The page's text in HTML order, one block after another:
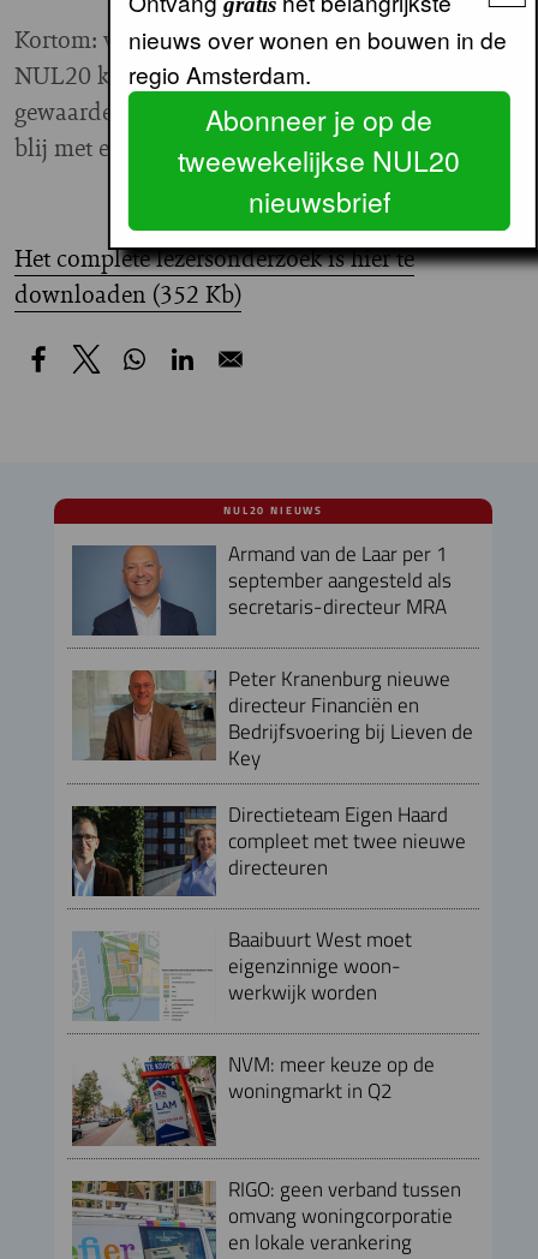
Kortom: voor professionals op woongebied is
NUL20 kennelijk een belangrijke en
gewaardeerde informatiebron. De redactie is heel
blij met en geïnspireerd door deze uitslag.
Fred van der Molen
Het complete lezersonderzoek is hier te
downloaden (352 Kb)
NUL20 NIEUWS
Armand van de Laar per 1
september aangesteld als
secretaris-directeur MRA
Peter Kranenburg nieuwe
directeur Financiën en
Bedrijfsvoering bij Lieven de
Key
Directieteam Eigen Haard
compleet met twee nieuwe
directeuren
Baaibuurt West moet
eigenzinnige woon-
werkwijk worden
NVM: meer keuze op de
woningmarkt in Q2
RIGO: geen verband tussen
omvang woningcorporatie
en lokale verankering
nieuws over wonen en bouwen in de
regio Amsterdam.
Abonneer je op de
tweewekelijkse NUL20
nieuwsbrief